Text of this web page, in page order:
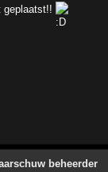
geplaatst!!